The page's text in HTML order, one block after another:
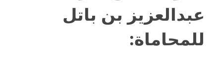
عبدالعزيز بن باتل
للمحاماة: